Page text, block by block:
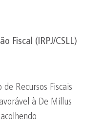
Fiscal (IRPJ/CSLL)
Recursos Fiscais
à De Millus